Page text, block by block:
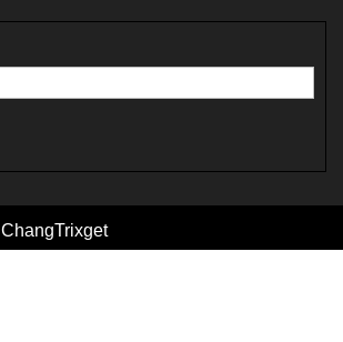
ChangTrixget